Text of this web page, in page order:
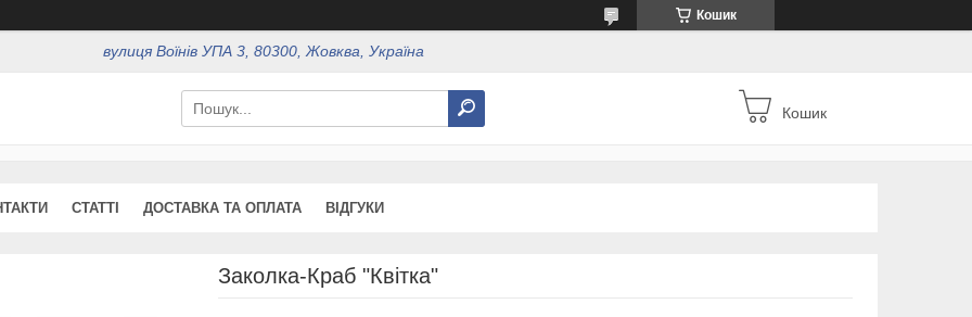
Кошик
вулиця Воїнів УПА 3, 80300, Жовква, Україна
Кошик
СТАТТІ ДОСТАВКА ТА ОПЛАТА ВІДГУКИ
Заколка-Краб "Квітка"